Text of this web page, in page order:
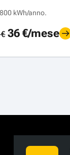
kWh/anno.
36 €/mese